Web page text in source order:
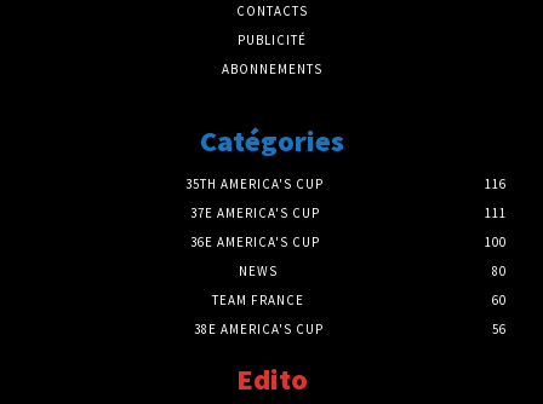
CONTACTS
PUBLICITÉ
ABONNEMENTS
Catégories
35TH AMERICA'S CUP
116
37E AMERICA'S CUP
111
36E AMERICA'S CUP
100
NEWS
80
TEAM FRANCE
60
38E AMERICA'S CUP
56
Edito